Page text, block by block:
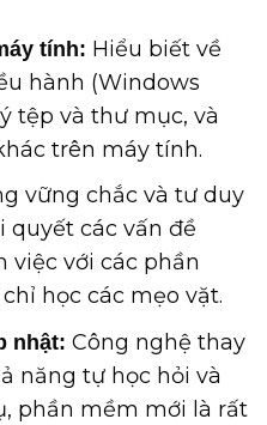
tính: Hiểu biết về
hành (Windows
tệp và thư mục, và
trên máy tính.
vững chắc và tư duy
quyết các vấn đề
việc với các phần
học các mẹo vặt.
nhật: Công nghệ thay
năng tự học hỏi và
phần mềm mới là rất